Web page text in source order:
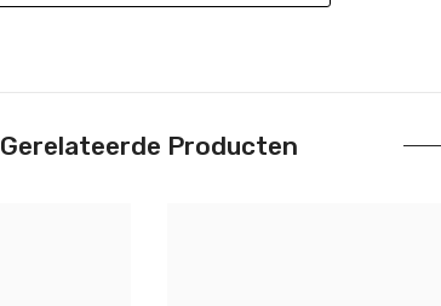
Gerelateerde Producten